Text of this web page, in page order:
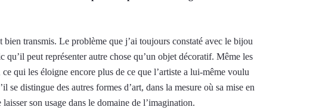
transmis. Le problème que j’ai toujours constaté avec le bijou
peut représenter autre chose qu’un objet décoratif. Même les
qui les éloigne encore plus de ce que l’artiste a lui-même voulu
distingue des autres formes d’art, dans la mesure où sa mise en
son usage dans le domaine de l’imagination.